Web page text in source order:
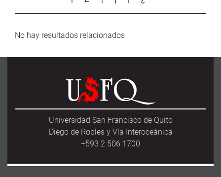
No hay resultados relacionados
Universidad San Francisco de Quito
Diego de Robles y Vía Interoceánica
+593 2 506 1700